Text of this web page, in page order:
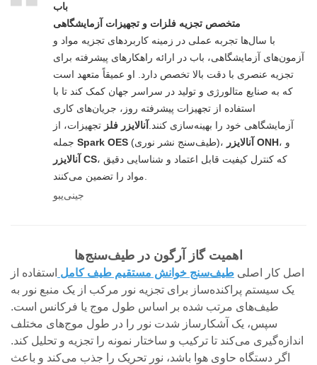
باب
متخصص تجزیه فلزات و تجهیزات آزمایشگاهی
با سال‌ها تجربه عملی در زمینه کاربردهای تجزیه مواد و
آزمون‌های آزمایشگاهی، باب در ارائه راهکارهای پیشرفته برای
تجزیه عنصری با دقت بالا تخصص دارد. او عمیقاً متعهد است
که به صنایع متالورژی و تولید در سراسر جهان کمک کند تا با
استفاده از تجهیزات پیشرفته روز، جریان‌های کاری
آزمایشگاهی خود را بهینه‌سازی کنند. آنالایزر فلز تجهیزات، از
Spark OES (طیف‌سنج نشر نوری)، آنالایزر ONH
، و
آنالایزر CS، که کنترل کیفیت قابل اعتماد و شناسایی دقیق
مواد را تضمین می‌کنند.
جینی‌یبو
اهمیت گاز آرگون در طیف‌سنج‌ها
اصل کار اصلی طیف‌سنج خوانش مستقیم طیف کامل استفاده از
یک سیستم پراکنده‌ساز برای تجزیه نور مرکب از یک منبع نور به
طیف‌های مرتب شده بر اساس طول موج یا فرکانس است.
سپس، یک آشکارساز شدت نور را در طول موج‌های مختلف
اندازه‌گیری می‌کند تا ترکیب و ساختار نمونه را تجزیه و تحلیل کند.
اگر دستگاه حاوی هوا باشد، نور تحریک را جذب می‌کند و باعث